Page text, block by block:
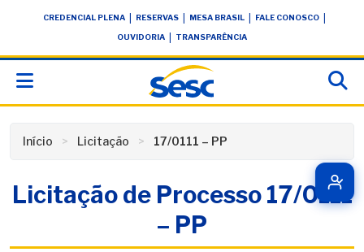
conteúdoCREDENCIAL PLENA RESERVAS MESA BRASIL FALE CONOSCO
OUVIDORIA TRANSPARÊNCIA
Início Licitação 17/0111 – PP
Licitação de Processo 17/0111
– PP